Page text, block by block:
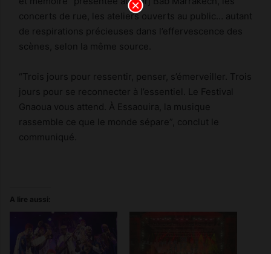
concerts de rue, les ateliers ouverts au public… autant
de respirations précieuses dans l’effervescence des
scènes, selon la même source.
“Trois jours pour ressentir, penser, s’émerveiller. Trois
jours pour se reconnecter à l’essentiel. Le Festival
Gnaoua vous attend. À Essaouira, la musique
rassemble ce que le monde sépare”, conclut le
communiqué.
A lire aussi: